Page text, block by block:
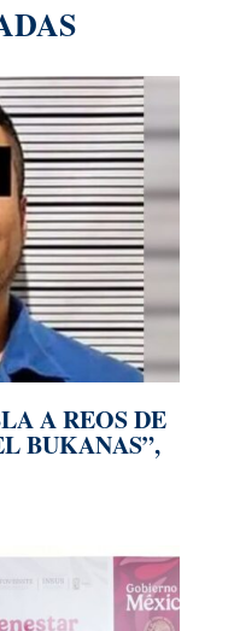
A REOS DE
BUKANAS”,